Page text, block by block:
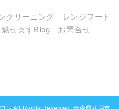
クリーニング
レンジフード
魅せますBlog お問合せ